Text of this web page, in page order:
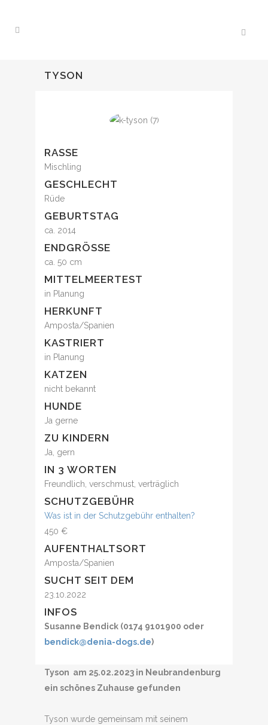
TYSON
RASSE
Mischling
GESCHLECHT
Rüde
GEBURTSTAG
ca. 2014
ENDGRÖSSE
ca. 50 cm
MITTELMEERTEST
in Planung
HERKUNFT
Amposta/Spanien
KASTRIERT
in Planung
KATZEN
nicht bekannt
HUNDE
Ja gerne
ZU KINDERN
Ja, gern
IN 3 WORTEN
Freundlich, verschmust, verträglich
SCHUTZGEBÜHR
Was ist in der Schutzgebühr enthalten?
450 €
AUFENTHALTSORT
Amposta/Spanien
SUCHT SEIT DEM
23.10.2022
INFOS
Susanne Bendick (0174 9101900 oder
bendick@denia-dogs.de)
Tyson am 25.02.2023 in Neubrandenburg
ein schönes Zuhause gefunden
Tyson wurde gemeinsam mit seinem